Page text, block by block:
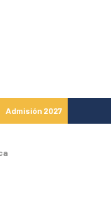
Admisión 2027